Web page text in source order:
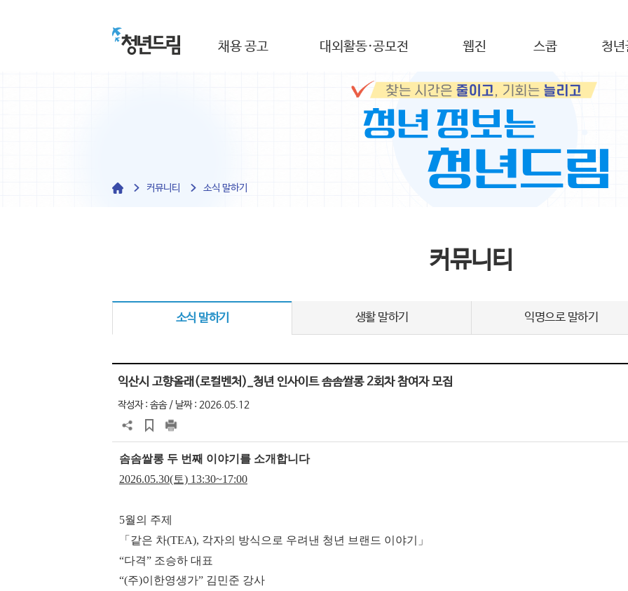
채용 공고 대외활동·공모전 웹진 스쿱 청년
커뮤니티 소식 말하기
커뮤니티
소식 말하기 생활 말하기 익명으로 말하기
익산시 고향올래(로컬벤처)_청년 인사이트 솜솜쌀롱 2회차 참여자 모집
작성자 : 솜솜/ 날짜 : 2026.05.12
솜솜쌀롱 두 번째 이야기를 소개합니다
2026.05.30(토) 13:30~17:00
5월의 주제
「같은 차(TEA), 각자의 방식으로 우려낸 청년 브랜드 이야기」
“다격” 조승하 대표
“(주)이한영생가” 김민준 강사